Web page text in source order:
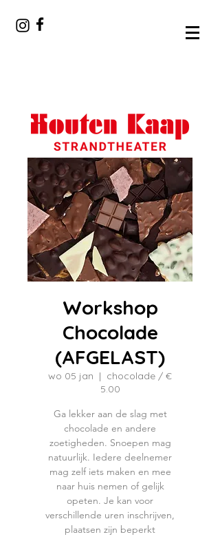
Workshop
Chocolade
(AFGELAST)
wo 05 jan
  |
chocolade / €
5.00
Ga lekker aan de slag met
chocolade en andere
zoetigheden. Snoepen mag
natuurlijk. Iedere deelnemer
mag zelf iets maken en mee
naar huis nemen of gelijk
opeten. Je kan voor
verschillende uren inschrijven,
plaatsen zijn beperkt